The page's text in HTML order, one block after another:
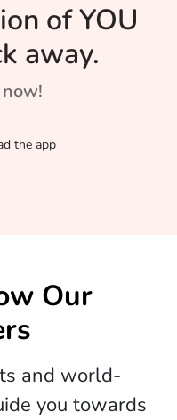
of YOU
away.
the app
Our
and world-
you towards